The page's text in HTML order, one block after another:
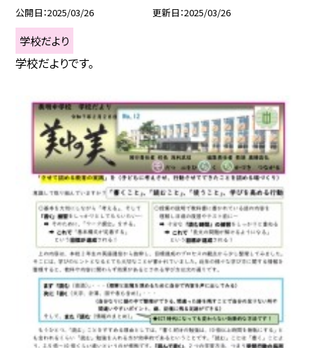
公開日 2025/03/26 更新日 2025/03/26
学校だより
学校だよりです。